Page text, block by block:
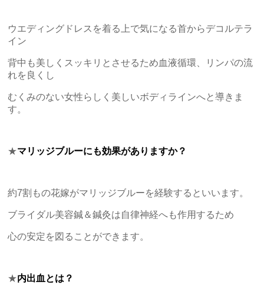
ウエディングドレスを着る上で気になる首からデコルテラ
イン
背中も美しくスッキリとさせるため血液循環、リンパの流
れを良くし
むくみのない女性らしく美しいボディラインへと導きま
す。
★マリッジブルーにも効果がありますか？
約7割もの花嫁がマリッジブルーを経験するといいます。
ブライダル美容鍼＆鍼灸は自律神経へも作用するため
心の安定を図ることができます。
★内出血とは？